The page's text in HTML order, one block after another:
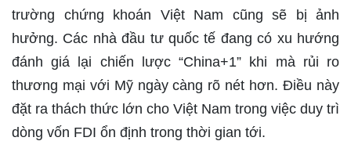
trường chứng khoán Việt Nam cũng sẽ bị ảnh
hưởng. Các nhà đầu tư quốc tế đang có xu hướng
đánh giá lại chiến lược “China+1” khi mà rủi ro
thương mại với Mỹ ngày càng rõ nét hơn. Điều này
đặt ra thách thức lớn cho Việt Nam trong việc duy trì
dòng vốn FDI ổn định trong thời gian tới.